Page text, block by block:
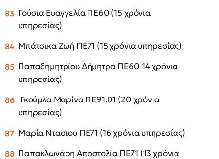
Γούσια Ευαγγελία ΠΕ60 (15 χρόνια
υπηρεσίας)
Μπάτσικα Ζωή ΠΕ71 (15 χρόνια υπηρεσίας)
Παπαδημητρίου Δήμητρα ΠΕ60 14 χρόνια
υπηρεσίας)
Γκούμλα Μαρίνα ΠΕ91.01 (20 χρόνια
υπηρεσίας)
Μαρία Ντασιου ΠΕ71 (16 χρόνια υπηρεσίας)
Παπακλωνάρη Αποστολία ΠΕ71 (13 χρόνια